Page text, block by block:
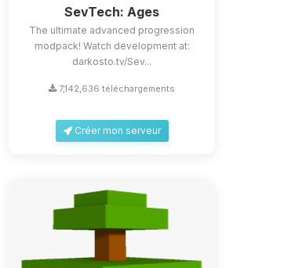
SevTech: Ages
The ultimate advanced progression
modpack! Watch development at:
darkosto.tv/Sev...
7,142,636 téléchargements
Créer mon serveur